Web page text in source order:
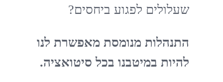
שעלולים לפגוע ביחסים?
התנהלות מנומסת מאפשרת לנו
להיות במיטבנו בכל סיטואציה.